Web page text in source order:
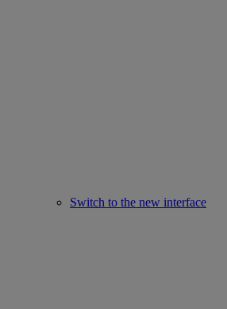
Switch to the new interface